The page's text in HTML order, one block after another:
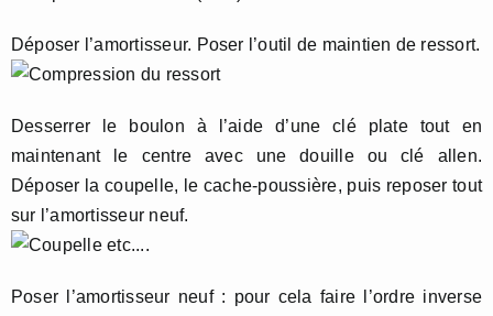
Déposer l’amortisseur. Poser l’outil de maintien de ressort.
Desserrer le boulon à l’aide d’une clé plate tout en
maintenant le centre avec une douille ou clé allen.
Déposer la coupelle, le cache-poussière, puis reposer tout
sur l’amortisseur neuf.
Poser l’amortisseur neuf : pour cela faire l’ordre inverse